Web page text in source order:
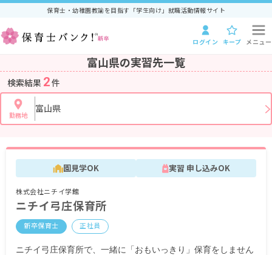
保育士・幼稚園教諭を目指す「学生向け」就職活動情報サイト
ログイン キープ メニュー
富山県の実習先一覧
検索結果 2件
勤務地
富山県
園見学OK 実習 申し込みOK
株式会社ニチイ学館
ニチイ弓庄保育所
新卒保育士 正社員
ニチイ弓庄保育所で、一緒に「おもいっきり」保育をしません